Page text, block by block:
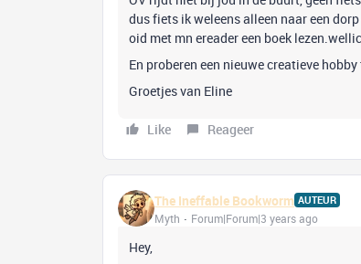
dus fiets ik weleens alleen naar een
oid met mn ereader een boek
En proberen een nieuwe creatieve
Groetjes van Eline
Like Reageer
The Ineffable Bookworm AUTEUR
Myth Forum|Forum|3 years ago
Hey,